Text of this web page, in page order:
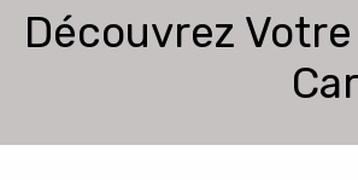
Découvrez